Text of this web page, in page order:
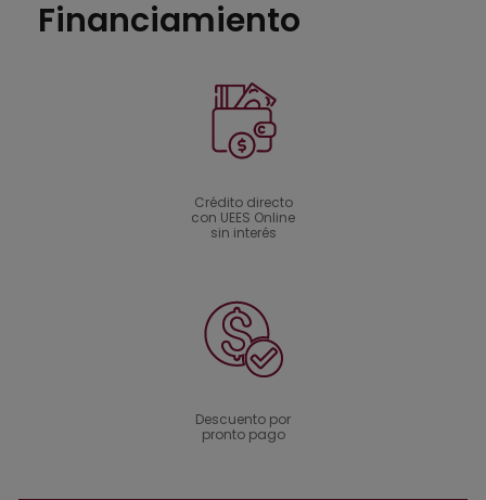
Financiamiento
Crédito directo
con UEES Online
sin interés
Descuento por
pronto pago